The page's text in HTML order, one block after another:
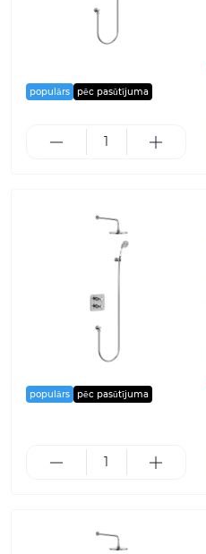
populārs pēc pasūtījuma
populārs pēc pasūtījuma